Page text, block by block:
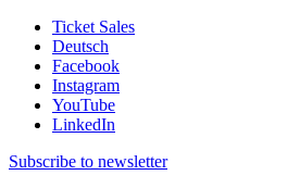
Ticket Sales
Deutsch
Facebook
Instagram
YouTube
LinkedIn
Subscribe to newsletter